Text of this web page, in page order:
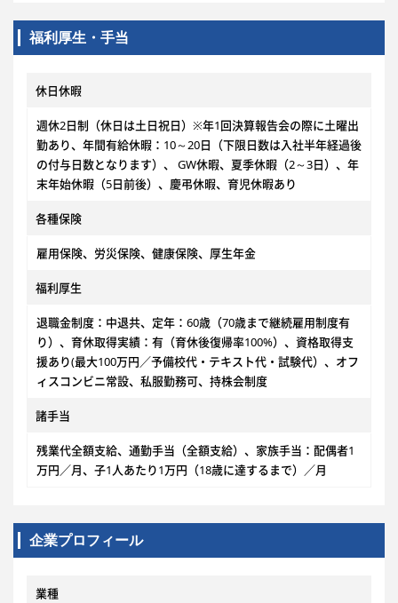
福利厚生・手当
休日休暇
週休2日制（休日は土日祝日）※年1回決算報告会の際に土曜出
勤あり、年間有給休暇：10～20日（下限日数は入社半年経過後
の付与日数となります）、 GW休暇、夏季休暇（2～3日）、年
末年始休暇（5日前後）、慶弔休暇、育児休暇あり
各種保険
雇用保険、労災保険、健康保険、厚生年金
福利厚生
退職金制度：中退共、定年：60歳（70歳まで継続雇用制度有
り）、育休取得実績：有（育休後復帰率100%）、資格取得支
援あり(最大100万円／予備校代・テキスト代・試験代）、オフ
ィスコンビニ常設、私服勤務可、持株会制度
諸手当
残業代全額支給、通勤手当（全額支給）、家族手当：配偶者1
万円／月、子1人あたり1万円（18歳に達するまで）／月
企業プロフィール
業種